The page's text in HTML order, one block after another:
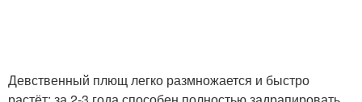
Девственный плющ легко размножается и быстро